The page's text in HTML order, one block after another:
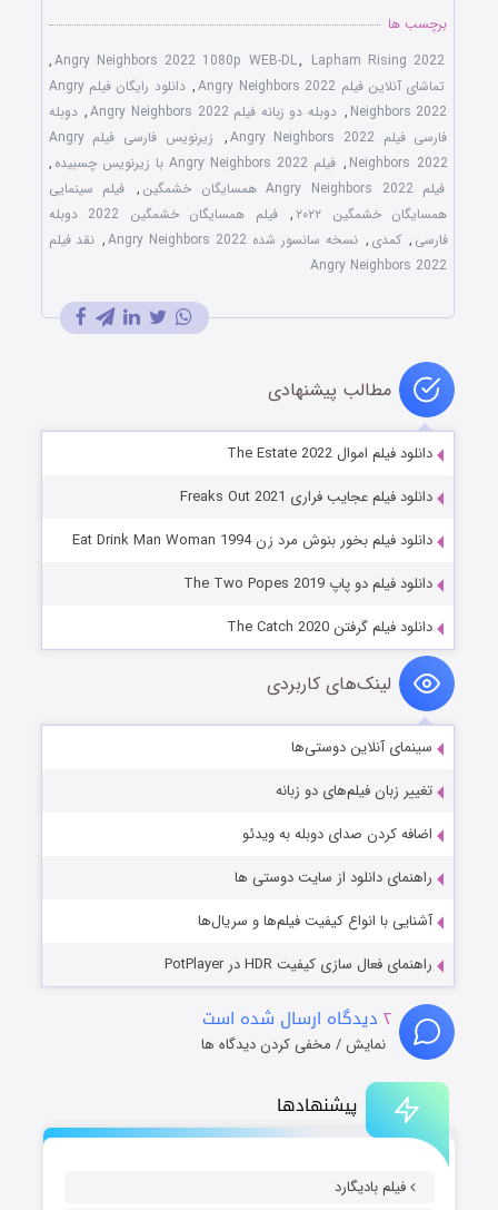
پیشنهادها
فیلم بادیگارد
برچسب ها
Angry Neighbors 2022 1080p WEB-DL, Lapham Rising 2022
,
تماشای آنلاین فیلم Angry Neighbors 2022
,
دانلود رایگان فیلم Angry
Neighbors 2022
, دوبله دو زبانه فیلم Angry Neighbors 2022 , دوبله
فارسی فیلم Angry Neighbors 2022
,
زیرنویس فارسی فیلم Angry
Neighbors 2022
, فیلم Angry Neighbors 2022 با زیرنویس چسبیده
,
فیلم Angry Neighbors 2022 همسایگان خشمگین
, فیلم سینمایی
همسایگان خشمگین ۲۰۲۲
,
فیلم همسایگان خشمگین 2022 دوبله
فارسی , کمدی , نسخه سانسور شده Angry Neighbors 2022 , نقد فیلم
Angry Neighbors 2022
مطالب پیشنهادی
دانلود فیلم اموال The Estate 2022
دانلود فیلم عجایب فراری Freaks Out 2021
دانلود فیلم بخور بنوش مرد زن Eat Drink Man Woman 1994
دانلود فیلم دو پاپ The Two Popes 2019
دانلود فیلم گرفتن The Catch 2020
لینک‌های کاربردی
سینمای آنلاین دوستی‌ها
تغییر زبان فیلم‌های دو زبانه
اضافه کردن صدای دوبله به ویدئو
راهنمای دانلود از سایت دوستی ها
آشنایی با انواع کیفیت فیلم‌ها و سریال‌ها
راهنمای فعال سازی کیفیت HDR در PotPlayer
۲ دیدگاه ارسال شده است
نمایش / مخفی کردن دیدگاه ها